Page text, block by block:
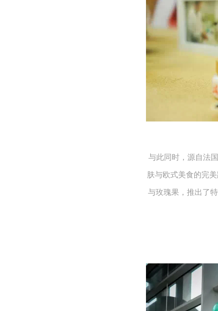
与此同时，源自法
肤与欧式美食的完
与玫瑰果，推出了